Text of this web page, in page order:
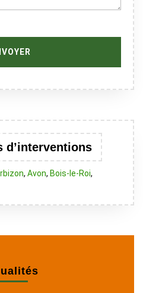
d’interventions
, Avon, Bois-le-Roi,